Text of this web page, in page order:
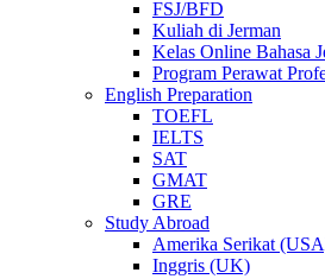
FSJ/BFD
Kuliah di Jerman
Kelas Online Bahasa
Program Perawat
English Preparation
TOEFL
IELTS
SAT
GMAT
GRE
Study Abroad
Amerika Serikat
Inggris (UK)